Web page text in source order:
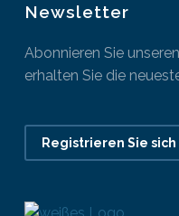
Newsletter
Abonnieren Sie
erhalten Sie die
Registrieren Sie sich